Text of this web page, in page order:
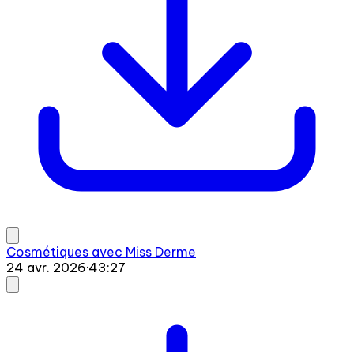
Cosmétiques avec Miss Derme
24 avr. 2026·43:27